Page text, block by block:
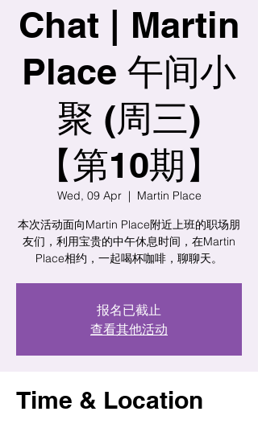
Chat | Martin
Place 午间小
聚 (周三)
【第10期】
Wed, 09 Apr
  |
Martin Place
本次活动面向Martin Place附近上班的职场朋
友们，利用宝贵的中午休息时间，在Martin
Place相约，一起喝杯咖啡，聊聊天。
报名已截止
查看其他活动
Time & Location